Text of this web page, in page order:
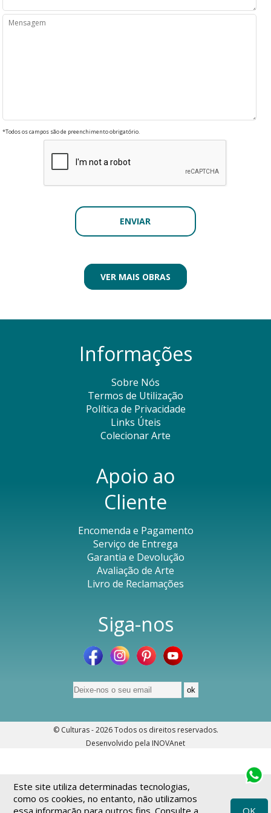
Este site utiliza determinadas tecnologias,
como os cookies, no entanto, não utilizamos
essa informação para outros fins. Consulte a
OK
*Todos os campos são de preenchimento obrigatório.
VER MAIS OBRAS
Informações
Sobre Nós
Termos de Utilização
Política de Privacidade
Links Úteis
Colecionar Arte
Apoio ao
Cliente
Encomenda e Pagamento
Serviço de Entrega
Garantia e Devolução
Avaliação de Arte
Livro de Reclamações
Siga-nos
© Culturas - 2026Todos os direitos reservados.
Desenvolvido pela INOVAnet